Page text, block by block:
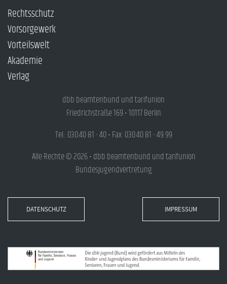
Rechtsschutz
Vorsorgewerk
Vorteilswelt
Akademie
Verlag
dbb beamtenbund und tarifunion
Friedrichstraße 169 • 10117 Berlin
Tel.: 030.40 81 - 40 • Fax: 030.40 81 - 49 99
Alle Rechte © 2026 • dbb beamtenbund und tarifunion
Bundesjugendvertretung
DATENSCHUTZ IMPRESSUM